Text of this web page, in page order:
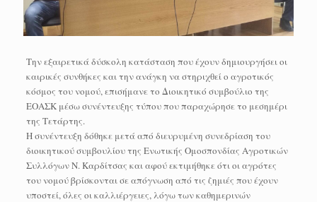
Την εξαιρετικά δύσκολη κατάσταση που έχουν δημιουργήσει οι
καιρικές συνθήκες και την ανάγκη να στηριχθεί ο αγροτικός
κόσμος του νομού, επισήμανε το Διοικητικό συμβούλιο της
ΕΟΑΣΚ μέσω συνέντευξης τύπου που παραχώρησε το μεσημέρι
της Τετάρτης.
Η συνέντευξη δόθηκε μετά από διευρυμένη συνεδρίαση του
διοικητικού συμβουλίου της Ενωτικής Ομοσπονδίας Αγροτικών
Συλλόγων Ν. Καρδίτσας και αφού εκτιμήθηκε ότι οι αγρότες
του νομού βρίσκονται σε απόγνωση από τις ζημιές που έχουν
υποστεί, όλες οι καλλιέργειες, λόγω των καθημερινών